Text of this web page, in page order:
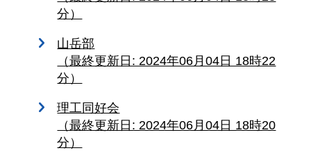
分）
山岳部
（最終更新日: 2024年06月04日 18時22
分）
理工同好会
（最終更新日: 2024年06月04日 18時20
分）